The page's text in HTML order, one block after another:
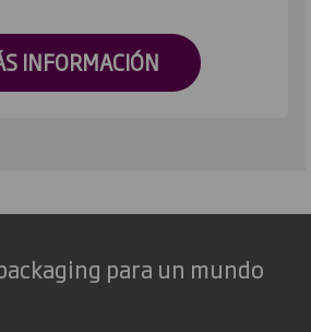
INFORMACIÓN
para un mundo